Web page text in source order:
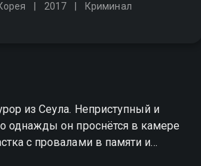
2017 Криминал
из Сеула. Неприступный и
однажды он проснётся в камере
с провалами в памяти и
смертная казнь за убийство.